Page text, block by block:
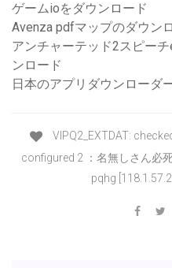
ゲームioをダウンロード
Avenza pdfマップのダウン
アンチャーテッド2スピー
ンロード
日本のアプリダウンローダ
VIPQ2_EXTDAT:
configured 2 ：名無しさん必
pqhg